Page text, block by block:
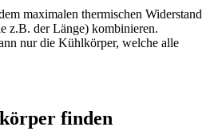
maximalen thermischen Widerstand
z.B. der Länge) kombinieren.
nur die Kühlkörper, welche alle
finden